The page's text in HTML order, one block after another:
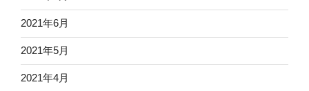
2021年6月
2021年5月
2021年4月